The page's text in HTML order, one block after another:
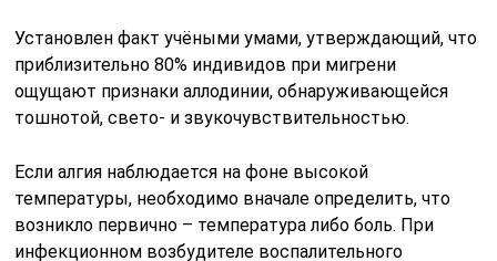
Установлен факт учёными умами, утверждающий, что
приблизительно 80% индивидов при мигрени
ощущают признаки аллодинии, обнаруживающейся
тошнотой, свето- и звукочувствительностью.
Если алгия наблюдается на фоне высокой
температуры, необходимо вначале определить, что
возникло первично – температура либо боль. При
инфекционном возбудителе воспалительного